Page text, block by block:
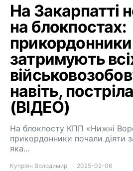
На Закарпатті
на блокпостах:
прикордонники
затримують
навіть,
(ВІДЕО)
На блокпосту КПП «Нижні
прикордонники почали діяти
яка…
Купріян Володимир 2025-02-06